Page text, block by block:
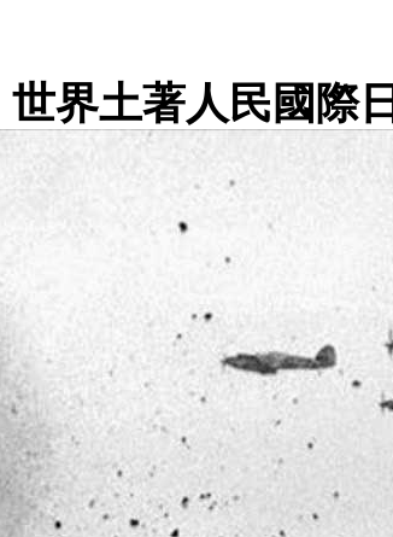
界土著人民國際日